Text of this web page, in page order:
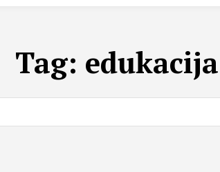
Tag: edukacija